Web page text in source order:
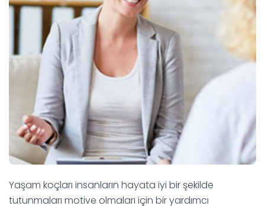
Yaşam koçları insanların hayata iyi bir şekilde
tutunmaları motive olmaları için bir yardımcı